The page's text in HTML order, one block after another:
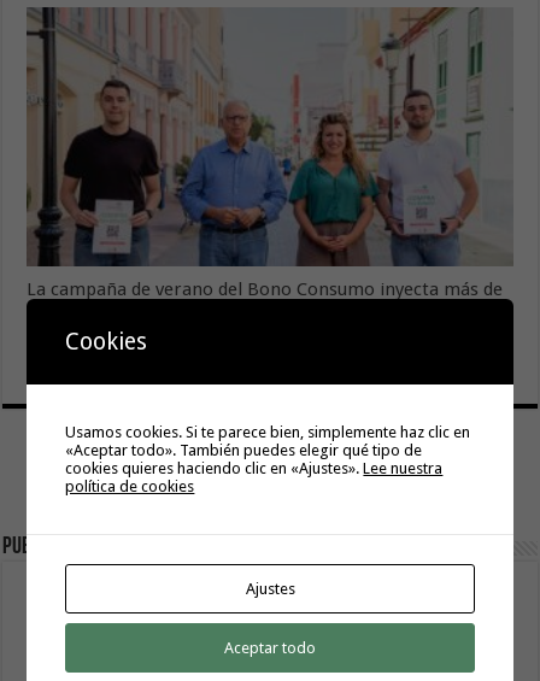
La campaña de verano del Bono Consumo inyecta más de
1,1 millones de euros en el tejido económico de La
Gomera
Publicidad
Cookies
Usamos cookies. Si te parece bien, simplemente haz clic en
«Aceptar todo». También puedes elegir qué tipo de
cookies quieres haciendo clic en «Ajustes».Lee nuestra
política de cookies
Ajustes
Aceptar todo